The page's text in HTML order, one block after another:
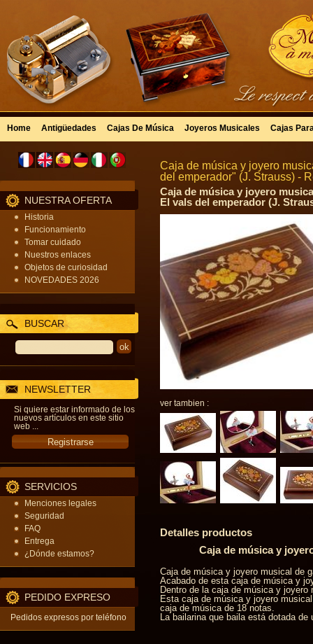
Home Antigüedades Cajas De Música Joyeros Musicales Cajas
NUESTRA OFERTA
Historia
Funcionamiento
Tomar cuidado
Nuestros enlaces
Objetos de curiosidad
NOVEDADES 2026
BUSCAR
NEWSLETTER
Si quiere estar informado de los
nuevos artículos en este sitio
web ...
SERVICIOS
Menciones legales
Seguridad
FAQ
Entrega
¿Dónde estamos?
PEDIDO EXPRESO
Pedidos expresos por teléfono
Caja de música y joyero
del emperador" (J. Strauss) -
Caja de música y joyero
El vals del emperador (J.
ver tambien :
Detalles productos
Caja de música y
Caja de música y joyero musical de
Acabado de esta caja de música y
Dentro de la caja de música y
Esta caja de música y joyero
caja de música de 18 notas.
La bailarina que baila está dotada de